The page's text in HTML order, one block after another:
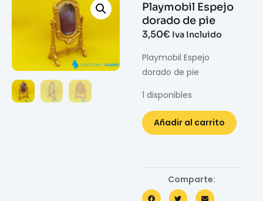
Playmobil Espejo
dorado de pie
3,50€ Iva Incluido
Playmobil Espejo
dorado de pie
1 disponibles
Añadir al carrito
Comparte: